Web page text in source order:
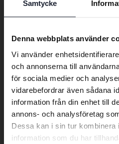
Samtycke
Denna webbplats använder
Vi använder
och annonserna till
för sociala medier och
vidarebefordrar även sådana
information från din enhet till
annons- och analysföretag
Dessa kan i sin tur kombinera
information som du har
Mitt
intresse för
inte
förändrats
20
Jag är
fortfarande
inte
intresserad
av leasing,
trots de
sjunkande
55 % 58
Preferred
We have detected
Swedish. To better
abroad we have an
site (kvdcars.com)
same vehicles and